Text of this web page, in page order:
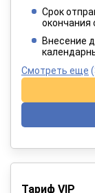
При
Срок
окончания
Внесение
Смотреть еще
Тариф VIP